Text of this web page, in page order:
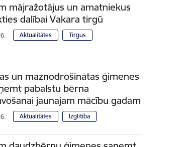
mājražotājus un amatniekus
dalībai Vakara tirgū
Aktualitātes Tirgus
un maznodrošinātas ģimenes
pabalstu bērna
jaunajam mācību gadam
Aktualitātes Izglītība